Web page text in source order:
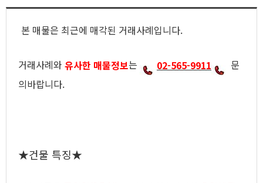
본 매물은 최근에 매각된 거래사례입니다.
거래사례와 유사한 매물정보는 02-565-9911
문
의바랍니다.
★건물 특징★